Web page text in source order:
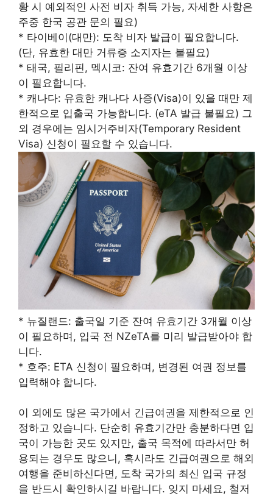
황 시 예외적인 사전 비자 취득 가능, 자세한 사항은
주중 한국 공관 문의 필요)
* 타이베이(대만): 도착 비자 발급이 필요합니다.
(단, 유효한 대만 거류증 소지자는 불필요)
* 태국, 필리핀, 멕시코: 잔여 유효기간 6개월 이상
이 필요합니다.
* 캐나다: 유효한 캐나다 사증(Visa)이 있을 때만 제
한적으로 입출국 가능합니다. (eTA 발급 불필요) 그
외 경우에는 임시거주비자(Temporary Resident
Visa) 신청이 필요할 수 있습니다.
* 뉴질랜드: 출국일 기준 잔여 유효기간 3개월 이상
이 필요하며, 입국 전 NZeTA를 미리 발급받아야 합
니다.
* 호주: ETA 신청이 필요하며, 변경된 여권 정보를
입력해야 합니다.
이 외에도 많은 국가에서 긴급여권을 제한적으로 인
정하고 있습니다. 단순히 유효기간만 충분하다면 입
국이 가능한 곳도 있지만, 출국 목적에 따라서만 허
용되는 경우도 많으니, 혹시라도 긴급여권으로 해외
여행을 준비하신다면, 도착 국가의 최신 입국 규정
을 반드시 확인하시길 바랍니다. 잊지 마세요, 철저